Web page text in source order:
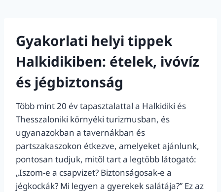
Gyakorlati helyi tippek
Halkidikiben: ételek, ivóvíz
és jégbiztonság
Több mint 20 év tapasztalattal a Halkidiki és
Thesszaloniki környéki turizmusban, és
ugyanazokban a tavernákban és
partszakaszokon étkezve, amelyeket ajánlunk,
pontosan tudjuk, mitől tart a legtöbb látogató:
„Iszom-e a csapvizet? Biztonságosak-e a
jégkockák? Mi legyen a gyerekek salátája?” Ez az